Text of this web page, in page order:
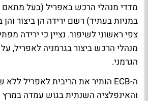
מדדי מנהלי הרכש באפריל (בעל מתאם
במניות בעתיד) רשם ירידה הן ביצור
צפי ראשוני לשיפור. נציין כי ירידה
מנהלי הרכש ביצור בגרמניה לאפריל,
הגרמני.